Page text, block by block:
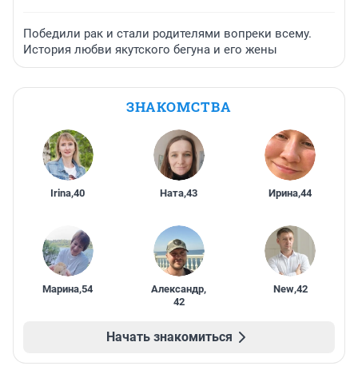
Победили рак и стали родителями вопреки всему.
История любви якутского бегуна и его жены
ЗНАКОМСТВА
Irina,40 Ната,43 Ирина,44
Марина,54 Александр,
42
New,42
Начать знакомиться